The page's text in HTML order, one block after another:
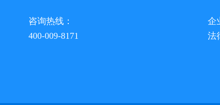
咨询热线：
400-009-8171
企
法